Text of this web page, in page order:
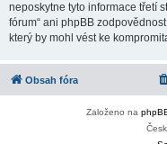
neposkytne tyto informace třetí
fórum“ ani phpBB
který by mohl vést ke
Obsah fóra
Založeno na